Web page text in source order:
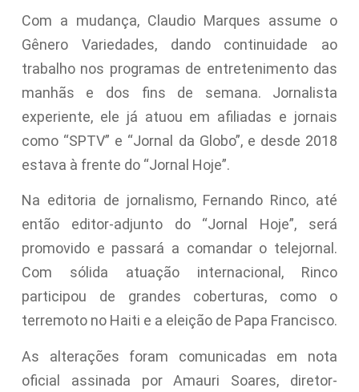
Com a mudança, Claudio Marques assume o
Gênero Variedades, dando continuidade ao
trabalho nos programas de entretenimento das
manhãs e dos fins de semana. Jornalista
experiente, ele já atuou em afiliadas e jornais
como “SPTV” e “Jornal da Globo”, e desde 2018
estava à frente do “Jornal Hoje”.
Na editoria de jornalismo, Fernando Rinco, até
então editor-adjunto do “Jornal Hoje”, será
promovido e passará a comandar o telejornal.
Com sólida atuação internacional, Rinco
participou de grandes coberturas, como o
terremoto no Haiti e a eleição de Papa Francisco.
As alterações foram comunicadas em nota
oficial assinada por Amauri Soares, diretor-